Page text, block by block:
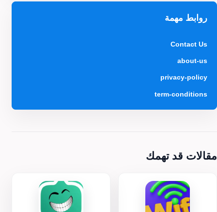
روابط مهمة
Contact Us
about-us
privacy-policy
term-conditions
مقالات قد تهمك